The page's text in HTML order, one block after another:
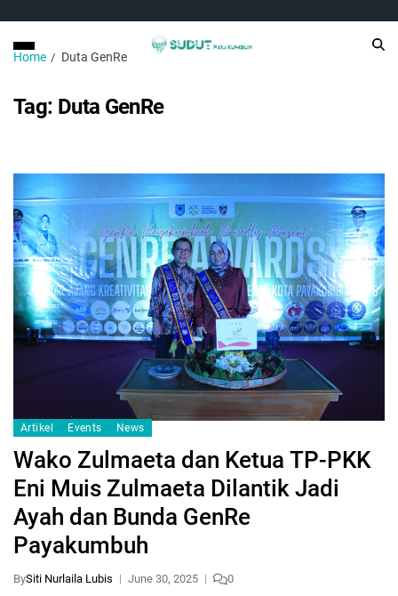
Home Duta GenRe
Tag: Duta GenRe
Artikel Events News
Wako Zulmaeta dan Ketua TP-PKK
Eni Muis Zulmaeta Dilantik Jadi
Ayah dan Bunda GenRe
Payakumbuh
BySiti Nurlaila Lubis June 30, 2025 0